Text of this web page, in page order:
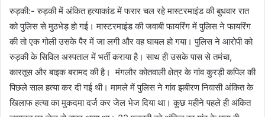
रुड़की:- रुड़की में अंकित हत्याकांड में फरार चल रहे मास्टरमाइंड की बुधवार रात
को पुलिस से मुठभेड़ हो गई। मास्टरमाइंड की जवाबी फायरिंग में पुलिस ने फायरिंग
की तो एक गोली उसके पैर में जा लगी और वह घायल हो गया। पुलिस ने आरोपी को
रुड़की के सिविल अस्पताल में भर्ती कराया है। साथ ही उसके पास से तमंचा,
कारतूस और बाइक बरामद की है। मंगलौर कोतवाली क्षेत्र के गांव कुरड़ी कपिल की
पिछले साल हत्या कर दी गई थी। मामले में पुलिस ने गांव झबीरण निवासी अंकित के
खिलाफ हत्या का मुकदमा दर्ज कर जेल भेज दिया था। कुछ महीने पहले ही अंकित